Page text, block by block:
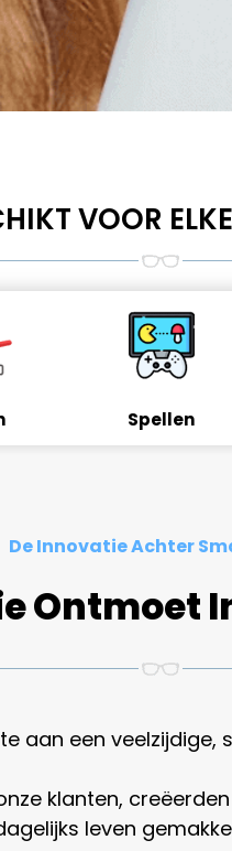
VOOR
Spellen
De Innovatie Achter
Ontmoet
aan een veelzijdige,
klanten,
leven